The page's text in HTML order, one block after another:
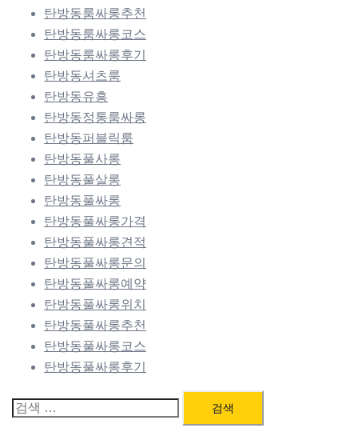
탄방동룸싸롱추천
탄방동룸싸롱코스
탄방동룸싸롱후기
탄방동셔츠룸
탄방동유흥
탄방동정통룸싸롱
탄방동퍼블릭룸
탄방동풀사롱
탄방동풀살롱
탄방동풀싸롱
탄방동풀싸롱가격
탄방동풀싸롱견적
탄방동풀싸롱문의
탄방동풀싸롱예약
탄방동풀싸롱위치
탄방동풀싸롱추천
탄방동풀싸롱코스
탄방동풀싸롱후기
검